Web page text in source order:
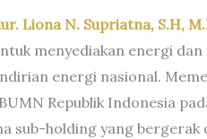
Liona N. Supriatna, S.H,
menyediakan energi
energi nasional.
Republik Indonesia
sub-holding yang